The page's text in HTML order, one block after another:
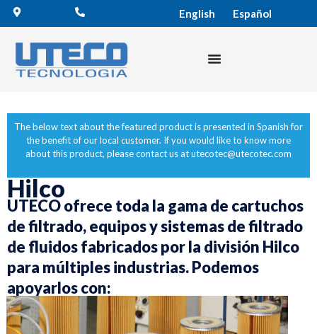
English Español
The below text about the featured product is presented in Spanish for
the benefit of our local customer. If you would like to know more
about this product, please contact usatutecotec@utecotec.com
Hilco
UTECO ofrece toda la gama de cartuchos
de filtrado, equipos y sistemas de filtrado
de fluidos fabricados por la división Hilco
para múltiples industrias. Podemos
apoyarlos con: